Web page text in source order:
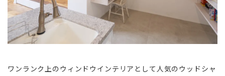
ワンランク上のウィンドウインテリアとして人気のウッドシャ